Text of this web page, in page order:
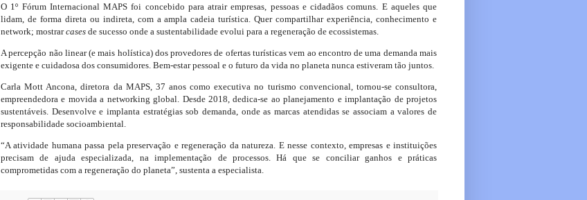
O 1º Fórum Internacional MAPS foi concebido para atrair empresas, pessoas e cidadãos comuns. E aqueles que
lidam, de forma direta ou indireta, com a ampla cadeia turística. Quer compartilhar experiência, conhecimento e
network; mostrarcases de sucesso onde a sustentabilidade evolui para a regeneração de ecossistemas.
A percepção não linear (e mais holística) dos provedores de ofertas turísticas vem ao encontro de uma demanda mais
exigente e cuidadosa dos consumidores. Bem-estar pessoal e o futuro da vida no planeta nunca estiveram tão juntos.
Carla Mott Ancona, diretora da MAPS, 37 anos como executiva no turismo convencional, tornou-se consultora,
empreendedora e movida a networking global. Desde 2018, dedica-se ao planejamento e implantação de projetos
sustentáveis. Desenvolve e implanta estratégias sob demanda, onde as marcas atendidas se associam a valores de
responsabilidade socioambiental.
“A atividade humana passa pela preservação e regeneração da natureza. E nesse contexto, empresas e instituições
precisam de ajuda especializada, na implementação de processos. Há que se conciliar ganhos e práticas
comprometidas com a regeneração do planeta”, sustenta a especialista.